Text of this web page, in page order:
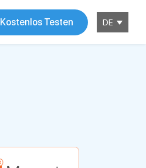
DE
Kostenlos Testen